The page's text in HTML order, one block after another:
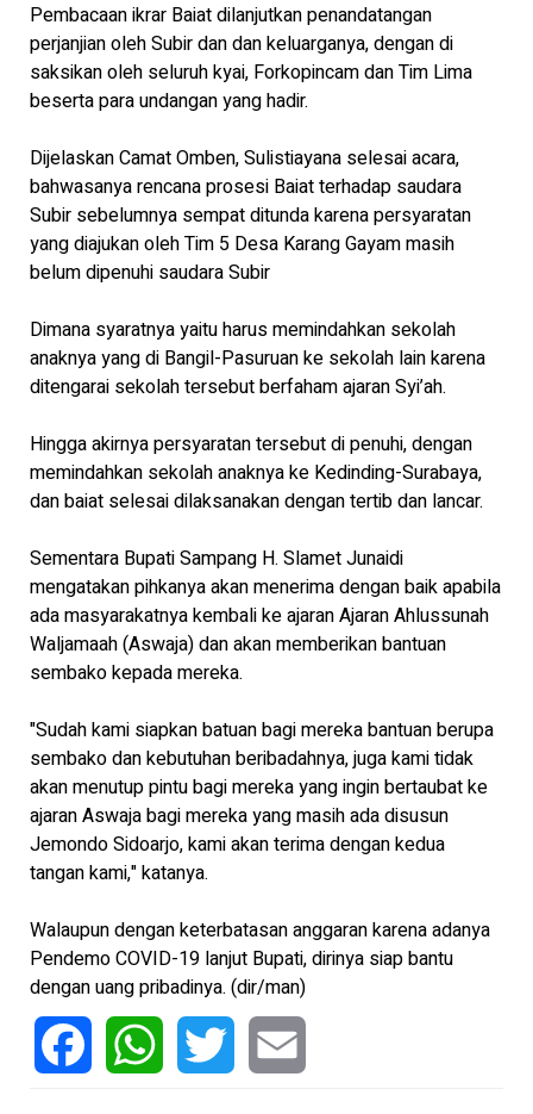
Pembacaan ikrar Baiat dilanjutkan penandatangan
perjanjian oleh Subir dan dan keluarganya, dengan di
saksikan oleh seluruh kyai, Forkopincam dan Tim Lima
beserta para undangan yang hadir.
Dijelaskan Camat Omben, Sulistiayana selesai acara,
bahwasanya rencana prosesi Baiat terhadap saudara
Subir sebelumnya sempat ditunda karena persyaratan
yang diajukan oleh Tim 5 Desa Karang Gayam masih
belum dipenuhi saudara Subir
Dimana syaratnya yaitu harus memindahkan sekolah
anaknya yang di Bangil-Pasuruan ke sekolah lain karena
ditengarai sekolah tersebut berfaham ajaran Syi’ah.
Hingga akirnya persyaratan tersebut di penuhi, dengan
memindahkan sekolah anaknya ke Kedinding-Surabaya,
dan baiat selesai dilaksanakan dengan tertib dan lancar.
Sementara Bupati Sampang H. Slamet Junaidi
mengatakan pihkanya akan menerima dengan baik apabila
ada masyarakatnya kembali ke ajaran Ajaran Ahlussunah
Waljamaah (Aswaja) dan akan memberikan bantuan
sembako kepada mereka.
"Sudah kami siapkan batuan bagi mereka bantuan berupa
sembako dan kebutuhan beribadahnya, juga kami tidak
akan menutup pintu bagi mereka yang ingin bertaubat ke
ajaran Aswaja bagi mereka yang masih ada disusun
Jemondo Sidoarjo, kami akan terima dengan kedua
tangan kami," katanya.
Walaupun dengan keterbatasan anggaran karena adanya
Pendemo COVID-19 lanjut Bupati, dirinya siap bantu
dengan uang pribadinya. (dir/man)